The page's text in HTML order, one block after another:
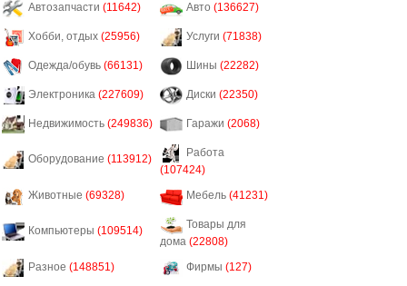
Автозапчасти (11642) Авто (136627)
Хобби, отдых (25956) Услуги (71838)
Одежда/обувь (66131) Шины (22282)
Электроника (227609) Диски (22350)
Недвижимость (249836) Гаражи (2068)
Оборудование (113912)
Работа
(107424)
Животные (69328) Мебель (41231)
Компьютеры (109514)
Товары для
дома (22808)
Разное (148851) Фирмы (127)